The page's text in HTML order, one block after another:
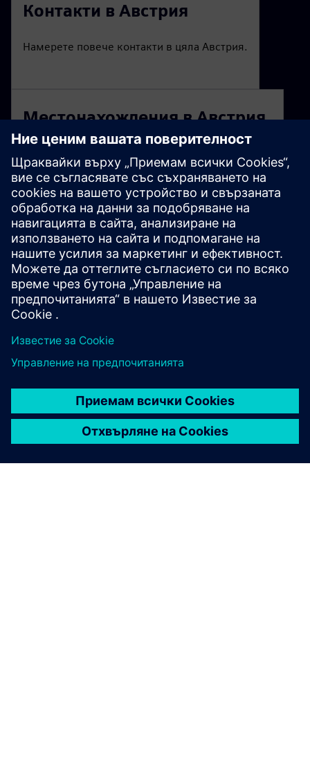
Контакти в Австрия
Намерете повече контакти в цяла Австрия.
Местонахождения в Австрия
Търговски панаири и събития
Преглед на събитията и уебинарите на Siemens
Austria.